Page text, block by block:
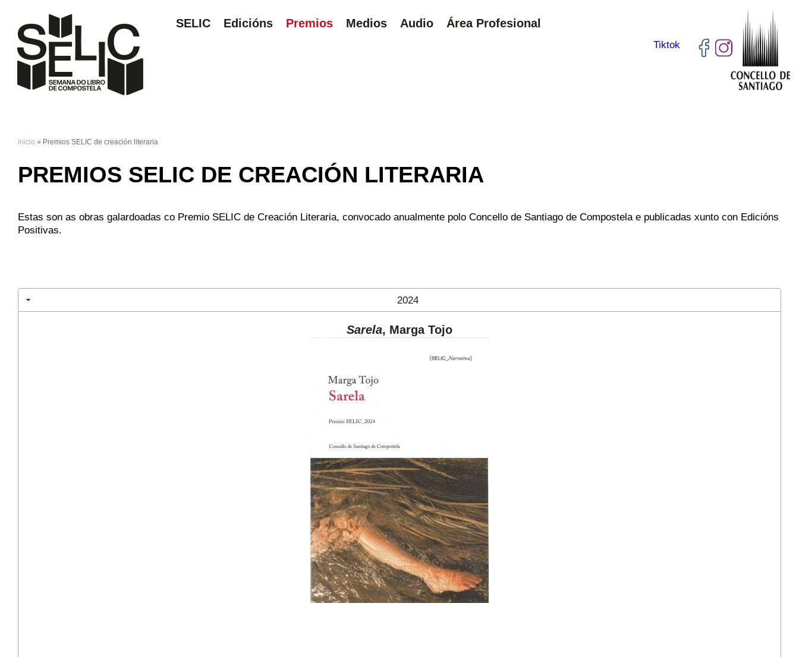
SELIC Edicións Premios Medios Audio Área Profesional
Tiktok
Inicio » Premios SELIC de creación literaria
PREMIOS SELIC DE CREACIÓN LITERARIA
Estas son as obras galardoadas co Premio SELIC de Creación Literaria, convocado anualmente polo Concello de Santiago de Compostela e publicadas xunto con Edicións
Positivas.
2024
Sarela, Marga Tojo